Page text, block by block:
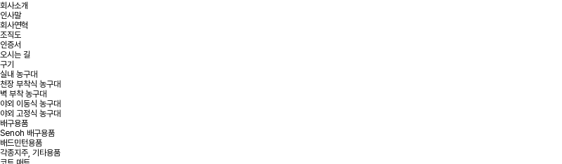
회사소개
인사말
회사연혁
조직도
인증서
오시는 길
구기
실내 농구대
천장 부착식 농구대
벽 부착 농구대
야외 이동식 농구대
야외 고정식 농구대
배구용품
Senoh 배구용품
배드민턴용품
각종지주, 기타용품